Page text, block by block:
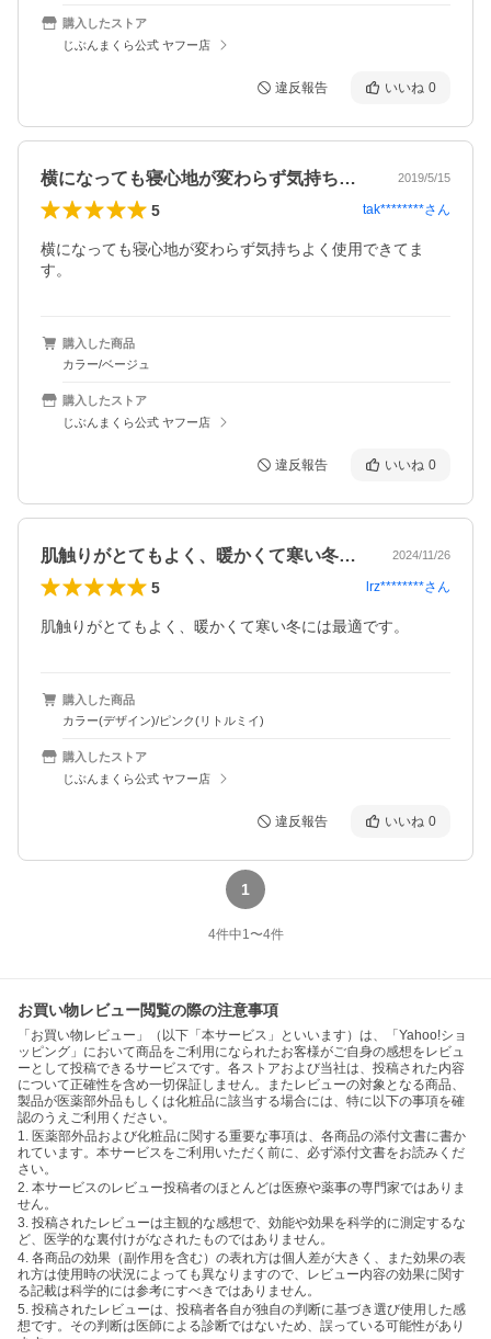
購入したストア
じぶんまくら公式 ヤフー店
違反報告 いいね 0
横になっても寝心地が変わらず気持ちよく… 2019/5/15
5 tak********さん
横になっても寝心地が変わらず気持ちよく使用できてま
す。
購入した商品
カラー/ベージュ
購入したストア
じぶんまくら公式 ヤフー店
違反報告 いいね 0
肌触りがとてもよく、暖かくて寒い冬には… 2024/11/26
5 lrz********さん
肌触りがとてもよく、暖かくて寒い冬には最適です。
購入した商品
カラー(デザイン)/ピンク(リトルミイ)
購入したストア
じぶんまくら公式 ヤフー店
違反報告 いいね 0
1
4件中1〜4件
お買い物レビュー閲覧の際の注意事項
「お買い物レビュー」（以下「本サービス」といいます）は、「Yahoo!ショ
ッピング」において商品をご利用になられたお客様がご自身の感想をレビュ
ーとして投稿できるサービスです。各ストアおよび当社は、投稿された内容
について正確性を含め一切保証しません。またレビューの対象となる商品、
製品が医薬部外品もしくは化粧品に該当する場合には、特に以下の事項を確
認のうえご利用ください。
1. 医薬部外品および化粧品に関する重要な事項は、各商品の添付文書に書か
れています。本サービスをご利用いただく前に、必ず添付文書をお読みくだ
さい。
2. 本サービスのレビュー投稿者のほとんどは医療や薬事の専門家ではありま
せん。
3. 投稿されたレビューは主観的な感想で、効能や効果を科学的に測定するな
ど、医学的な裏付けがなされたものではありません。
4. 各商品の効果（副作用を含む）の表れ方は個人差が大きく、また効果の表
れ方は使用時の状況によっても異なりますので、レビュー内容の効果に関す
る記載は科学的には参考にすべきではありません。
5. 投稿されたレビューは、投稿者各自が独自の判断に基づき選び使用した感
想です。その判断は医師による診断ではないため、誤っている可能性があり